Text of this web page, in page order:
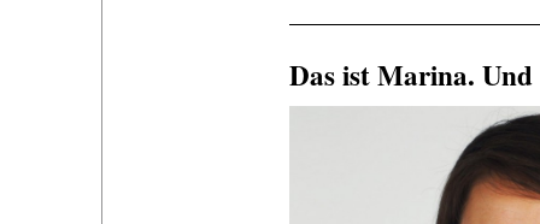
Das ist Marina. Und